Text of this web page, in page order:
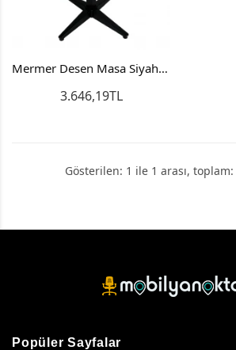
Mermer Desen Masa Siyah Cafe Masası 4 Ayak
3.646,19TL
Gösterilen: 1 ile 1 arası, toplam:
Popüler Sayfalar